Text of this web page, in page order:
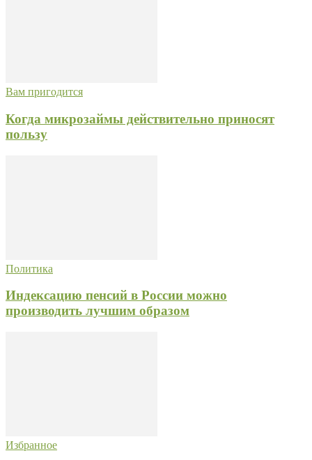
Вам пригодится
Когда микрозаймы действительно приносят
пользу
Политика
Индексацию пенсий в России можно
производить лучшим образом
Избранное